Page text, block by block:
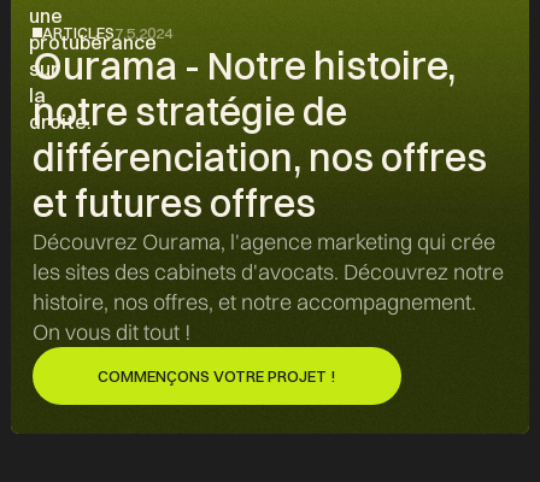
ARTICLES7.5.2024
Ourama - Notre histoire,
notre stratégie de
différenciation, nos offres
et futures offres
Découvrez Ourama, l'agence marketing qui crée
les sites des cabinets d'avocats. Découvrez notre
histoire, nos offres, et notre accompagnement.
On vous dit tout !
COMMENÇONS VOTRE PROJET !